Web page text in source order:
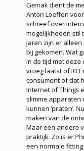
Gemak dient de
Anton Loeffen
schreef over
mogelijkheden stil
jaren zijn er
bij gekomen. Wat
in de tijd met deze
vroeg laatst of
consument of dat
Internet of Things
slimme apparaten
kunnen ‘praten’.
maken van de
Maar een andere
praktijk. Zo is er
een normale